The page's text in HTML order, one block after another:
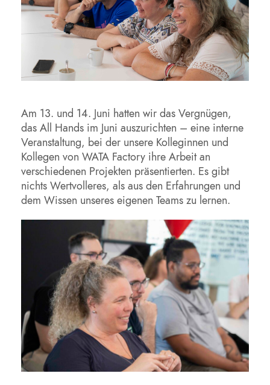
Am 13. und 14. Juni hatten wir das Vergnügen,
das All Hands im Juni auszurichten – eine interne
Veranstaltung, bei der unsere Kolleginnen und
Kollegen von WATA Factory ihre Arbeit an
verschiedenen Projekten präsentierten. Es gibt
nichts Wertvolleres, als aus den Erfahrungen und
dem Wissen unseres eigenen Teams zu lernen.